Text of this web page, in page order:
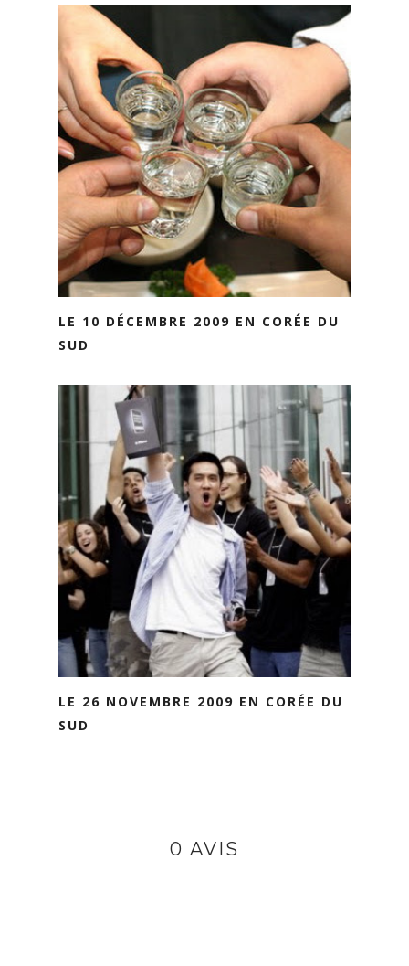
LE 10 DÉCEMBRE 2009 EN CORÉE DU
SUD
LE 26 NOVEMBRE 2009 EN CORÉE DU
SUD
0 AVIS